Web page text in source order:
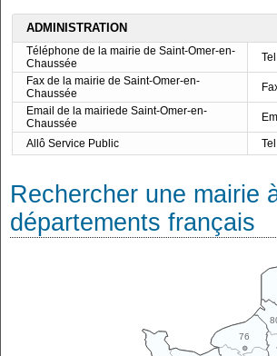
ADMINISTRATION
Téléphone de la mairie de Saint-Omer-en-
Chaussée
Fax de la mairie de Saint-Omer-en-
Chaussée
Email de la mairiede Saint-Omer-en-
Chaussée
Allô Service Public
Rechercher une mairie
départements français
76